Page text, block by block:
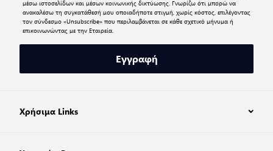
μέσω ιστοσελίδων και μέσων κοινωνικής δικτύωσης. Γνωρίζω ότι μπορώ να
ανακαλέσω τη συγκατάθεσή μου οποιαδήποτε στιγμή, χωρίς κόστος, επιλέγοντας
τον σύνδεσμο «Unsubscribe» που περιλαμβάνεται σε κάθε σχετικό μήνυμα ή
επικοινωνώντας με την Εταιρεία.
Εγγραφή
Χρήσιμα Links